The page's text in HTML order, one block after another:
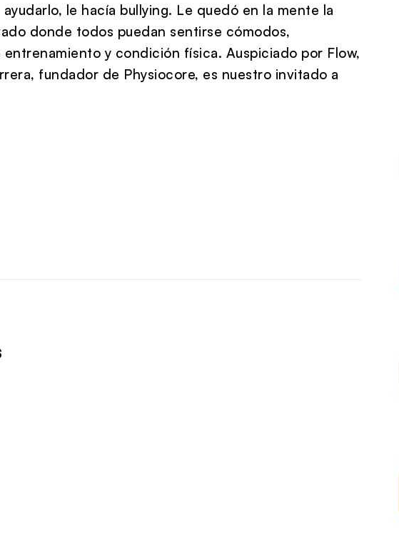
le hacía bullying. Le quedó en la mente la
donde todos puedan sentirse cómodos,
y condición física. Auspiciado por Flow,
fundador de Physiocore, es nuestro invitado a